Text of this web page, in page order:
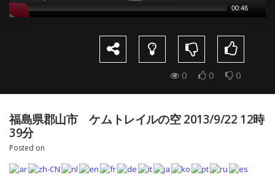
00:46
0 0 0
福島県郡山市 ケムトレイルの空 2013/9/22 12時
39分
Posted on